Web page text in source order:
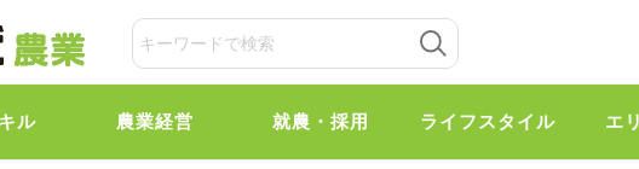
ル 農業経営 就農・採用 ライフスタイル エ